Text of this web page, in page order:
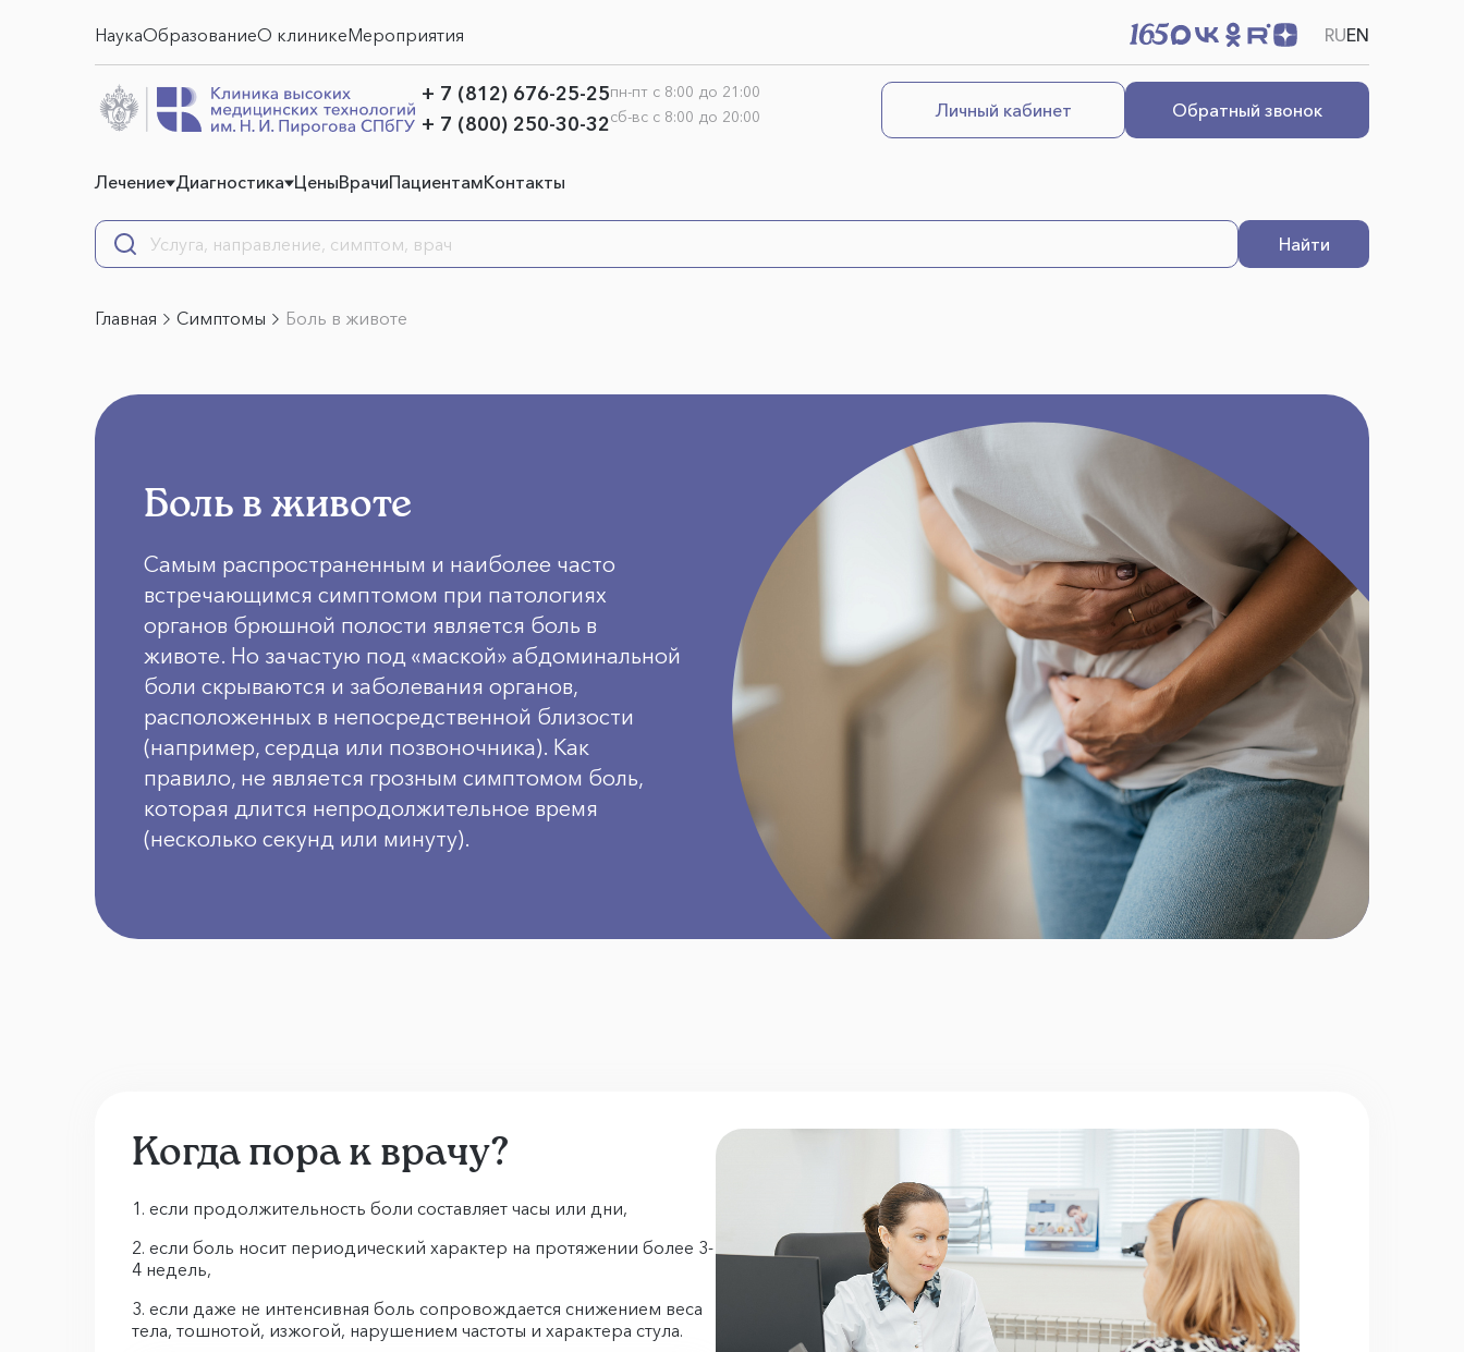
НаукаОбразованиеО клиникеМероприятия RUEN
+ 7 (812) 676-25-25
+ 7 (800) 250-30-32
пн-пт с 8:00 до 21:00
сб-вс с 8:00 до 20:00
Обратный звонок
Личный кабинет
Лечение Диагностика ЦеныВрачиПациентамКонтакты
Найти
Главная Симптомы Боль в животе
Боль в животе
Самым распространенным и наиболее часто
встречающимся симптомом при патологиях
органов брюшной полости является боль в
животе. Но зачастую под «маской» абдоминальной
боли скрываются и заболевания органов,
расположенных в непосредственной близости
(например, сердца или позвоночника). Как
правило, не является грозным симптомом боль,
которая длится непродолжительное время
(несколько секунд или минуту).
Когда пора к врачу?
если продолжительность боли составляет часы или дни,
если боль носит периодический характер на протяжении более 3-
4 недель,
если даже не интенсивная боль сопровождается снижением веса
тела, тошнотой, изжогой, нарушением частоты и характера стула.